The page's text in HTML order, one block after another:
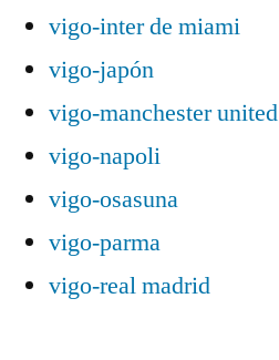
vigo-inter de miami
vigo-japón
vigo-manchester united
vigo-napoli
vigo-osasuna
vigo-parma
vigo-real madrid